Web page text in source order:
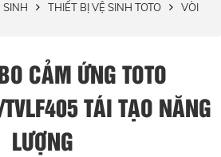
SINH THIẾT BỊ VỆ SINH TOTO
VÒI
CẢM ỨNG TOTO
TÁI TẠO NĂNG
LƯỢNG